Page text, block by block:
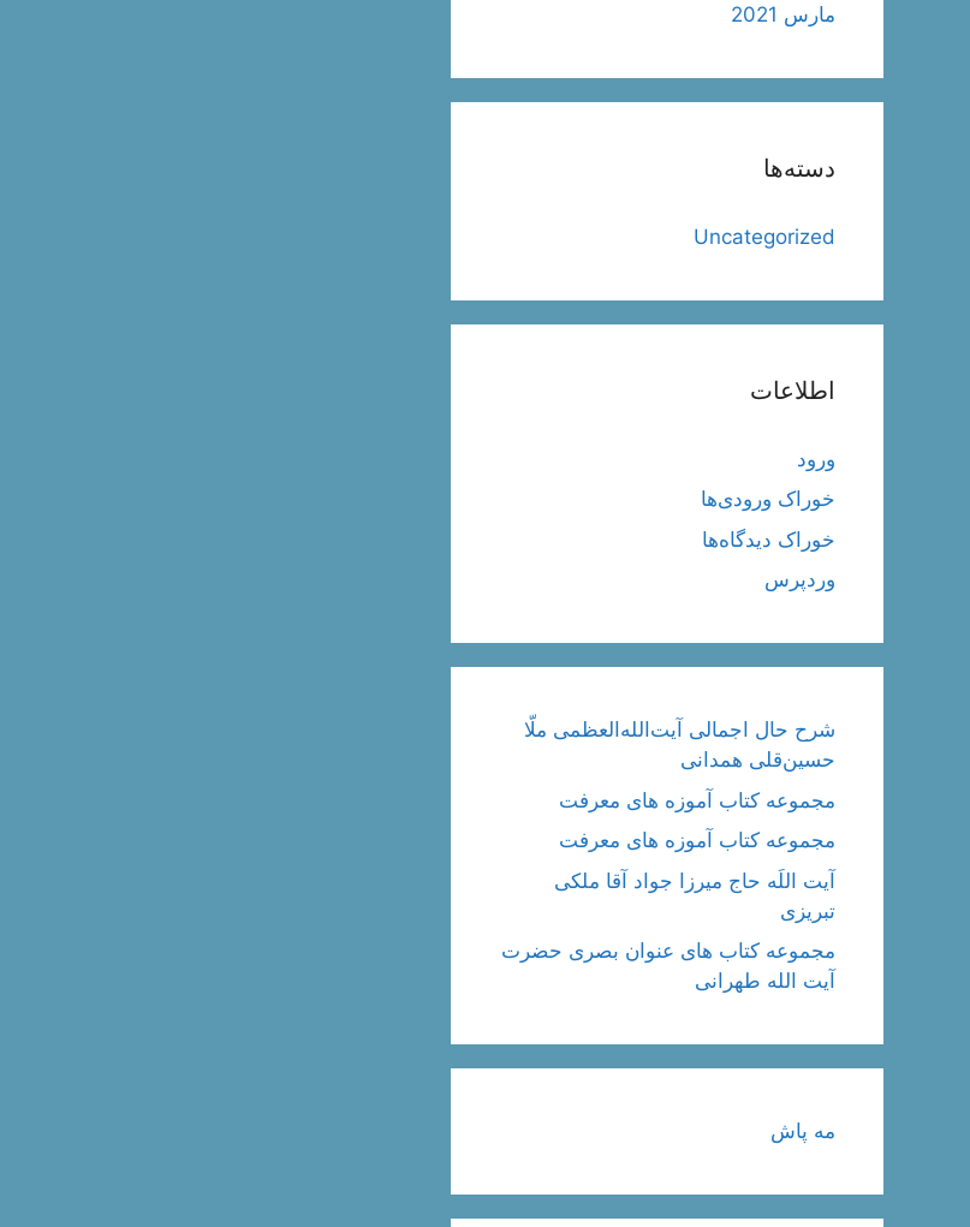
مارس 2021
دسته‌ها
Uncategorized
اطلاعات
ورود
خوراک ورودی‌ها
خوراک دیدگاه‌ها
وردپرس
شرح حال اجمالی آیت‌الله‌العظمی ملّا
حسین‌قلی همدانی
مجموعه کتاب آموزه های معرفت
مجموعه کتاب آموزه های معرفت
آیت اللَه حاج میرزا جواد آقا ملکی
تبریزی
مجموعه کتاب های عنوان بصری حضرت
آیت الله طهرانی
مه پاش